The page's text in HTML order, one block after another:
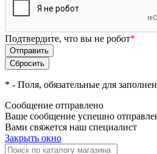
Подтвердите, что вы не робот*
* - Поля, обязательные для
Сообщение отправлено
Ваше сообщение успешно
Вами свяжется наш специалист
Закрыть окно